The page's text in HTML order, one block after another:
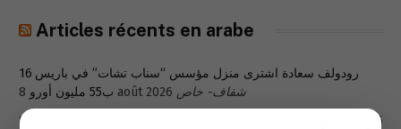
Articles récents en arabe
رودولف سعادة اشترى منزل مؤسس “سناب تشات” في باريس 16
ب55 مليون أورو 8 août 2026 شفاف- خاص
8 août 2026